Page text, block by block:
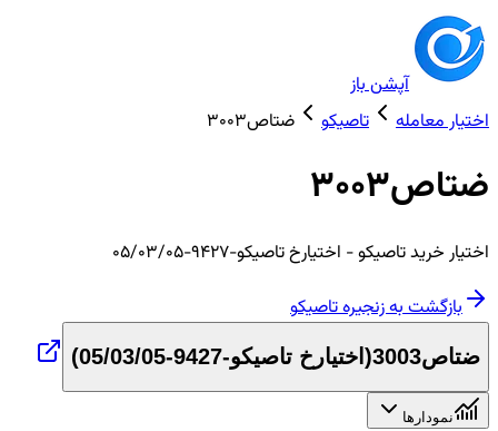
آپشن باز
اختیار معامله
تاصیکو ضتاص3003
ضتاص3003
اختیار خریدتاصیکو- اختیارخ تاصیکو-9427-05/03/05
بازگشت به زنجیرهتاصیکو
ضتاص3003 ( اختیارخ تاصیکو-9427-05/03/05 )
نمودارها